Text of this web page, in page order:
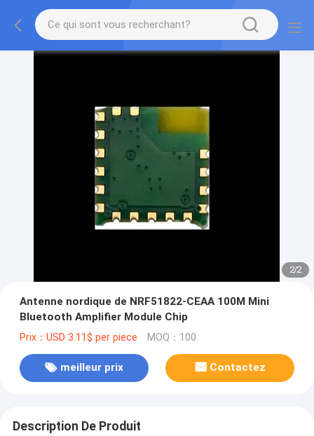
2/2
Antenne nordique de NRF51822-CEAA 100M Mini
Bluetooth Amplifier Module Chip
Prix：USD 3.11$ per piece MOQ：100
meilleur prix Contactez
Description De Produit